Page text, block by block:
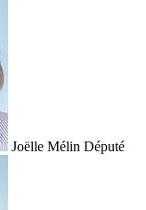
Joëlle Mélin Député